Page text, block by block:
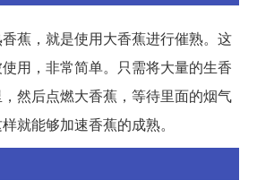
蕉，就是使用大香蕉进行催熟。这
用，非常简单。只需将大量的生香
然后点燃大香蕉，等待里面的烟气
就能够加速香蕉的成熟。